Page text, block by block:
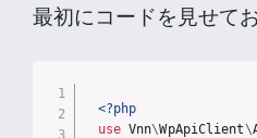
最初にコードを見せてお
<?php
use Vnn\WpApiClient\